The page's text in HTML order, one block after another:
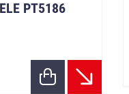
РТ5186